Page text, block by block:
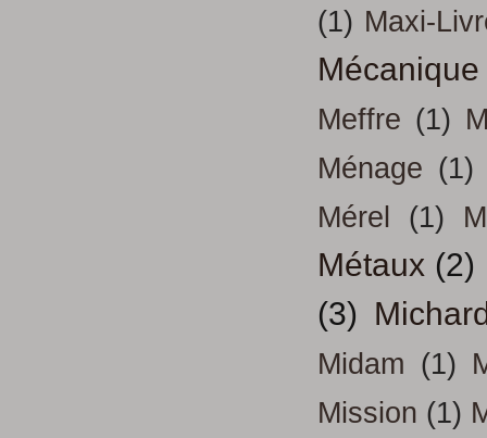
(1) Maxi-
Mécanique
Meffre (1)
Ménage (1)
Mérel
(1)
Métaux (2)
(3)
Midam (1)
Mission (1)